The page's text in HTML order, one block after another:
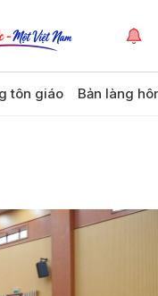
tôn giáo Bản làng